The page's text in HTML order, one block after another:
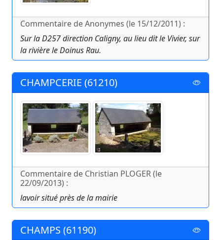
Commentaire de Anonymes (le 15/12/2011) :
Sur la D257 direction Caligny, au lieu dit le Vivier, sur
la rivière le Doinus Rau.
CHAMPCERIE (61210)
Commentaire de Christian PLOGER (le
22/09/2013) :
lavoir situé près de la mairie
CHAMPS (61190)